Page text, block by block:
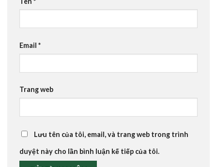
Email *
Trang web
Lưu tên của tôi, email, và trang web trong trình
duyệt này cho lần bình luận kế tiếp của tôi.